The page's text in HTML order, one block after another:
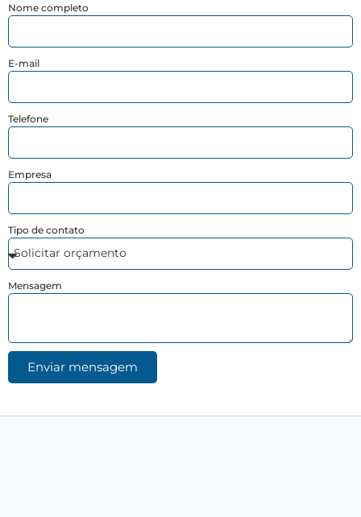
Nome completo
E-mail
Telefone
Empresa
Tipo de contato
Mensagem
Enviar mensagem